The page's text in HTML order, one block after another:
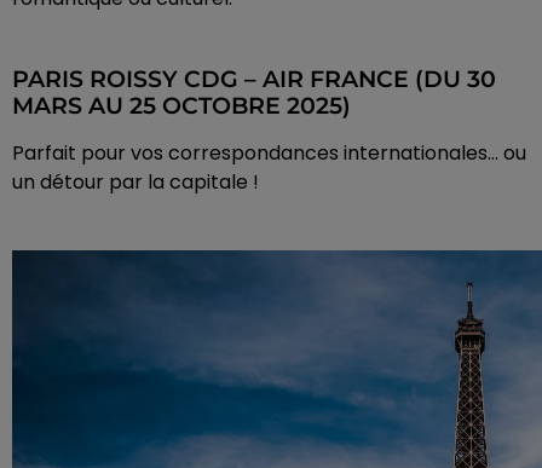
PARIS ROISSY CDG – AIR FRANCE (DU 30
MARS AU 25 OCTOBRE 2025)
Parfait pour vos correspondances internationales… ou
un détour par la capitale !